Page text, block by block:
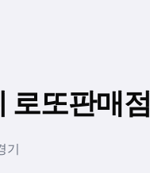
로또판매점
기